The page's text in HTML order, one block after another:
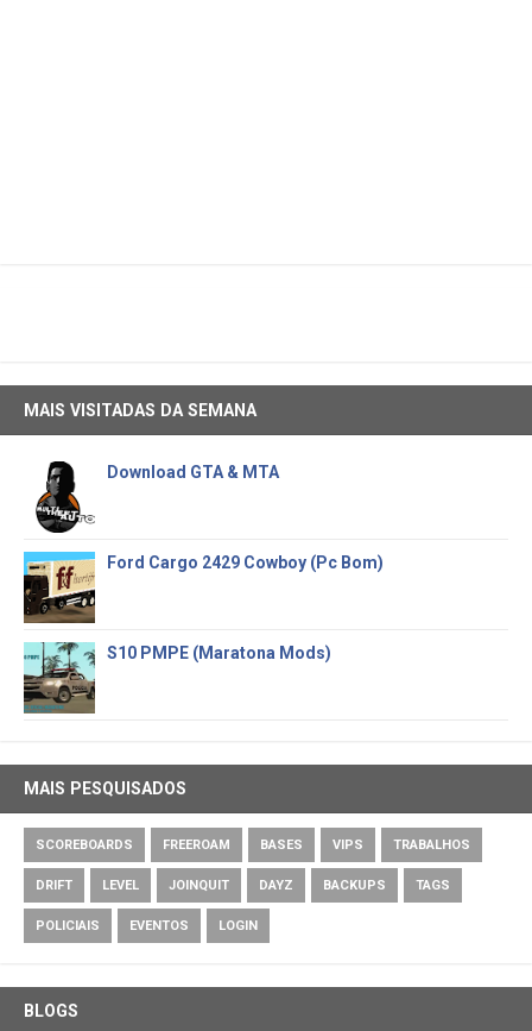
MAIS VISITADAS DA SEMANA
Download GTA & MTA
Ford Cargo 2429 Cowboy (Pc Bom)
S10 PMPE (Maratona Mods)
MAIS PESQUISADOS
SCOREBOARDS FREEROAM BASES VIPS TRABALHOS
DRIFT LEVEL JOINQUIT DAYZ BACKUPS TAGS
POLICIAIS EVENTOS LOGIN
BLOGS